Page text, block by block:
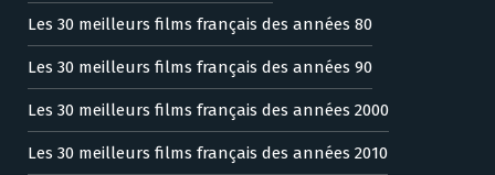
Les 30 meilleurs films français des années 80
Les 30 meilleurs films français des années 90
Les 30 meilleurs films français des années 2000
Les 30 meilleurs films français des années 2010